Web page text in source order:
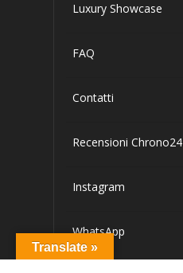
Luxury Showcase
FAQ
Contatti
Recensioni Chrono24
Instagram
WhatsApp
Translate »